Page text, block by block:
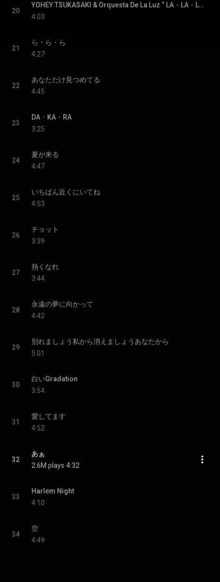
20
YOHEY TSUKASAKI & Orquesta De La Luz “ LA・LA・LA " Let’s Hit The Rainbow Beach, Salsa Mix
4:03
21
ら・ら・ら
4:27
22
あなただけ見つめてる
4:45
23
DA・KA・RA
3:25
24
夏が来る
4:47
25
いちばん近くにいてね
4:53
26
チョット
3:39
27
熱くなれ
3:44
28
永遠の夢に向かって
4:42
29
別れましょう私から消えましょうあなたから
5:01
30
白いGradation
3:54
31
愛してます
4:52
32
あぁ
2.6M plays 4:32
33
Harlem Night
4:10
34
空
4:49